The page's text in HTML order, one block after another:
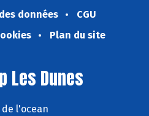
données
CGU
Plan du site
Les Dunes
de l'ocean